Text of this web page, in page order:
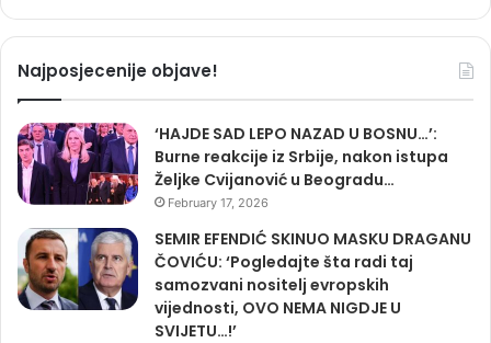
Najposjecenije objave!
‘HAJDE SAD LEPO NAZAD U BOSNU…’:
Burne reakcije iz Srbije, nakon istupa
Željke Cvijanović u Beogradu…
February 17, 2026
SEMIR EFENDIĆ SKINUO MASKU DRAGANU
ČOVIĆU: ‘Pogledajte šta radi taj
samozvani nositelj evropskih
vijednosti, OVO NEMA NIGDJE U
SVIJETU…!’